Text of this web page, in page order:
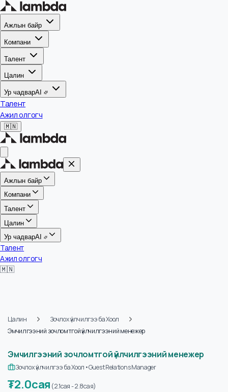
Ажлын байр
Компани
Талент
Цалин
Ур чадварAI
Талент
Ажил олгогч
🇲🇳
Ажлын байр
Компани
Талент
Цалин
Ур чадвар
Талент
Ажил олгогч
Цалин Зочлох үйлчилгээ ба Хоол
Эмчилгээний зочломтгой үйлчилгээний менежер
Зочлох үйлчилгээ ба Хоол•Guest Relations Manager